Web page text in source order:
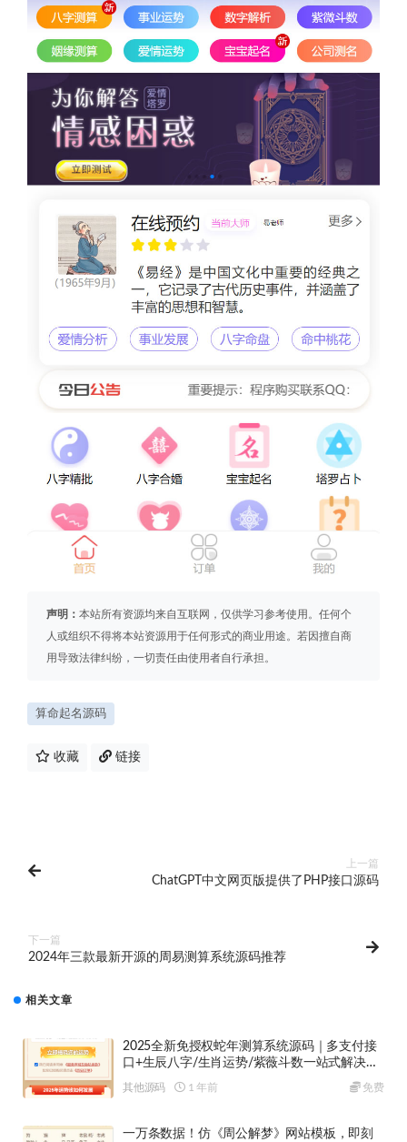
声明： 本站所有资源均来自互联网，仅供学习参考使用。任何个
人或组织不得将本站资源用于任何形式的商业用途。若因擅自商
用导致法律纠纷，一切责任由使用者自行承担。
算命起名源码
收藏 链接
上一篇
ChatGPT中文网页版提供了PHP接口源码
下一篇
2024年三款最新开源的周易测算系统源码推荐
相关文章
2025全新免授权蛇年测算系统源码｜多支付接
口+生辰八字/生肖运势/紫薇斗数一站式解决方
其他源码 1 年前 免费
一万条数据！仿《周公解梦》网站模板，即刻